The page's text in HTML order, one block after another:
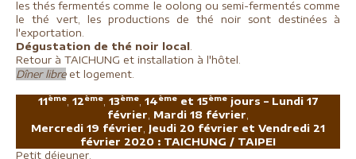
les thés fermentés comme le oolong ou semi-fermentés comme
le thé vert, les productions de thé noir sont destinées à
l'exportation.
Dégustation de thé noir local
Retour à TAICHUNG et installation à l'hôtel.
Dîner libre et logement.
11ème, 12ème, 13ème, 14èmeet 15èmejours – Lundi 17
février Mardi 18 février
Mercredi 19 février Jeudi 20 février et Vendredi 21
février 2020 : TAICHUNG / TAIPEI
Petit déjeuner.